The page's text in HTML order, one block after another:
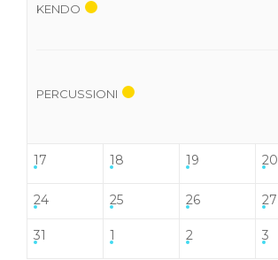
KENDO
PERCUSSIONI
17 18 19 20
24 25 26 27
31 1 2 3